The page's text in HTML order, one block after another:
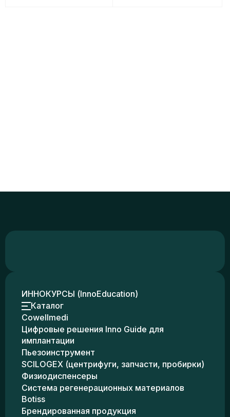
ИННОКУРСЫ (InnoEducation)
Каталог
Cowellmedi
Цифровые решения Inno Guide для
имплантации
Пьезоинструмент
SCILOGEX (центрифуги, запчасти, пробирки)
Физиодиспенсеры
Система регенерационных материалов
Botiss
Брендированная продукция